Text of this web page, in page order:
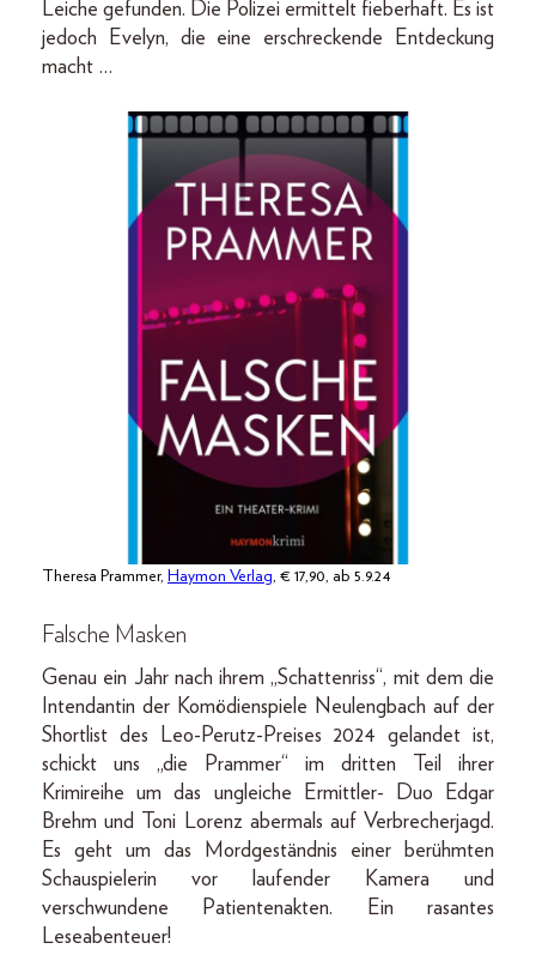
Leiche gefunden. Die Polizei ermittelt fieberhaft. Es ist
jedoch Evelyn, die eine erschreckende Entdeckung
macht …
Theresa Prammer, Haymon Verlag, € 17,90, ab 5.9.24
Falsche Masken
Genau ein Jahr nach ihrem „Schattenriss“, mit dem die
Intendantin der Komödienspiele Neulengbach auf der
Shortlist des Leo-Perutz-Preises 2024 gelandet ist,
schickt uns „die Prammer“ im dritten Teil ihrer
Krimireihe um das ungleiche Ermittler- Duo Edgar
Brehm und Toni Lorenz abermals auf Verbrecherjagd.
Es geht um das Mordgeständnis einer berühmten
Schauspielerin vor laufender Kamera und
verschwundene Patientenakten. Ein rasantes
Leseabenteuer!